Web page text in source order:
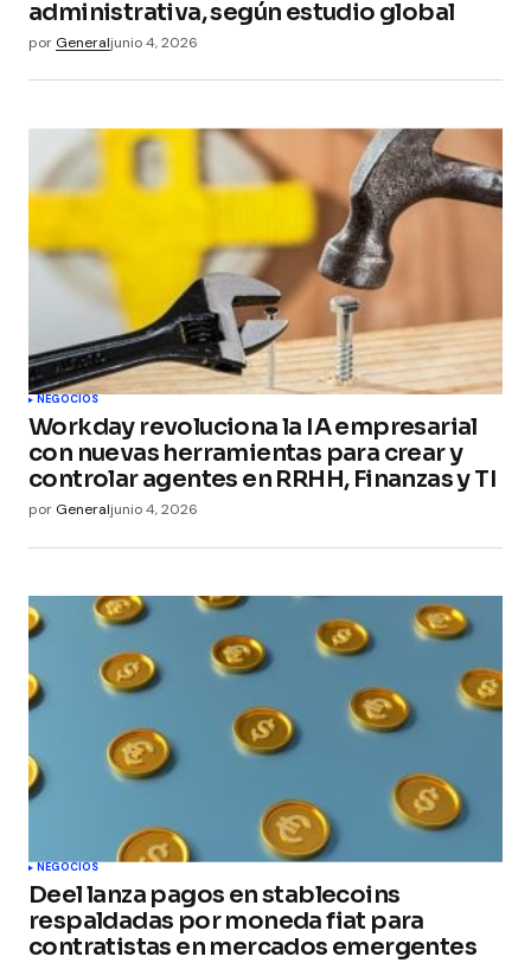
administrativa, según estudio global
por Generaljunio 4, 2026
NEGOCIOS
Workday revoluciona la IA empresarial
con nuevas herramientas para crear y
controlar agentes en RRHH, Finanzas y TI
por Generaljunio 4, 2026
NEGOCIOS
Deel lanza pagos en stablecoins
respaldadas por moneda fiat para
contratistas en mercados emergentes